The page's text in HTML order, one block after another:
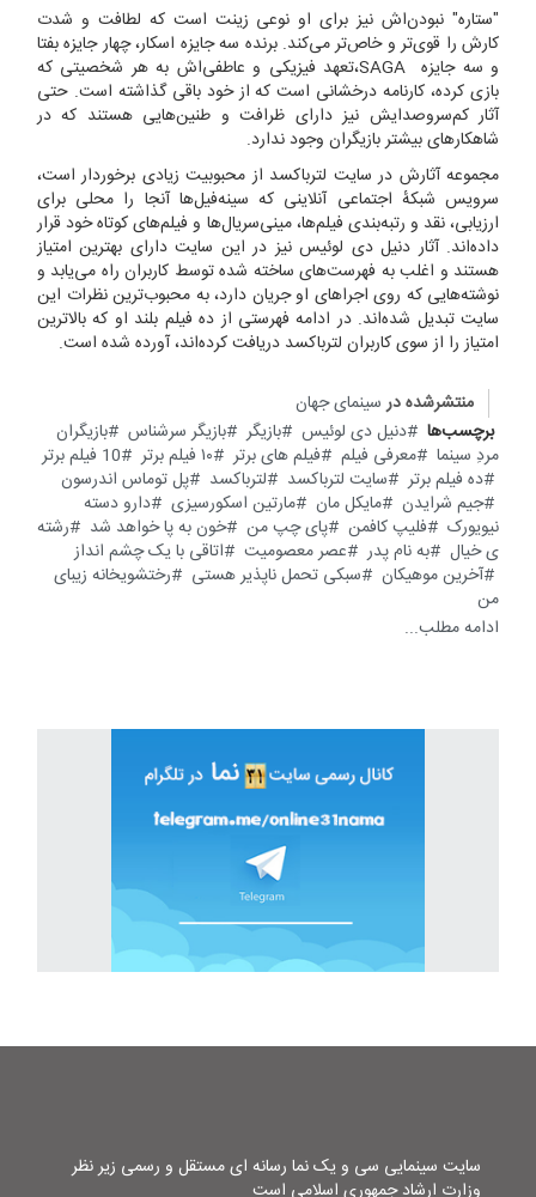
"ستاره" نبودن‌اش نیز برای او نوعی زینت است که لطافت و شدت
کارش را قوی‌تر و خاص‌تر می‌کند. برنده سه جایزه اسکار، چهار جایزه بفتا
و سه جایزه SAGA،تعهد فیزیکی و عاطفی‌اش به هر شخصیتی که
بازی کرده، کارنامه درخشانی است که از خود باقی گذاشته است. حتی
آثار کم‌سروصدایش نیز دارای ظرافت و طنین‌هایی هستند که در
شاهکارهای بیشتر بازیگران وجود ندارد.
مجموعه آثارش در سایت لترباکسد از محبوبیت زیادی برخوردار است،
سرویس شبکهٔ اجتماعی آنلاینی که سینه‌فیل‌ها آنجا را محلی برای
ارزیابی، نقد و رتبه‌بندی فیلم‌ها، مینی‌سریال‌ها و فیلم‌های کوتاه خود قرار
داده‌اند. آثار دنیل دی لوئیس نیز در این سایت دارای بهترین امتیاز
هستند و اغلب به فهرست‌های ساخته شده توسط کاربران راه می‌یابد و
نوشته‌هایی که روی اجراهای او جریان دارد، به محبوب‌ترین نظرات این
سایت تبدیل شده‌اند. در ادامه فهرستی از ده فیلم بلند او که بالاترین
امتیاز را از سوی کاربران لترباکسد دریافت کرده‌اند، آورده شده است.
منتشرشده در سینمای جهان
برچسب‌ها
دنیل دی لوئیس بازیگر بازیگر سرشناس
بازیگران
مردِ سینما
معرفی فیلم فیلم های برتر ۱۰ فیلم برتر
10 فیلم برتر
ده فیلم برتر
سایت لترباکسد لترباکسد
پل توماس اندرسون
جیم شرایدن
مایکل مان مارتین اسکورسیزی
دارو دسته
نیویورک
فلیپ کافمن پای چپ من خون به پا خواهد شد
رشته
ی خیال
به نام پدر عصر معصومیت
اتاقی با یک چشم انداز
آخرین موهیکان
سبکی تحمل ناپذیر هستی
رختشویخانه زیبای
من
ادامه مطلب...
سایت سینمایی سی و یک نما رسانه ای مستقل و رسمی زیر نظر
وزارت ارشاد جمهوری اسلامی است